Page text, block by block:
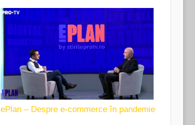
ePlan – Despre e-commerce în pandemie